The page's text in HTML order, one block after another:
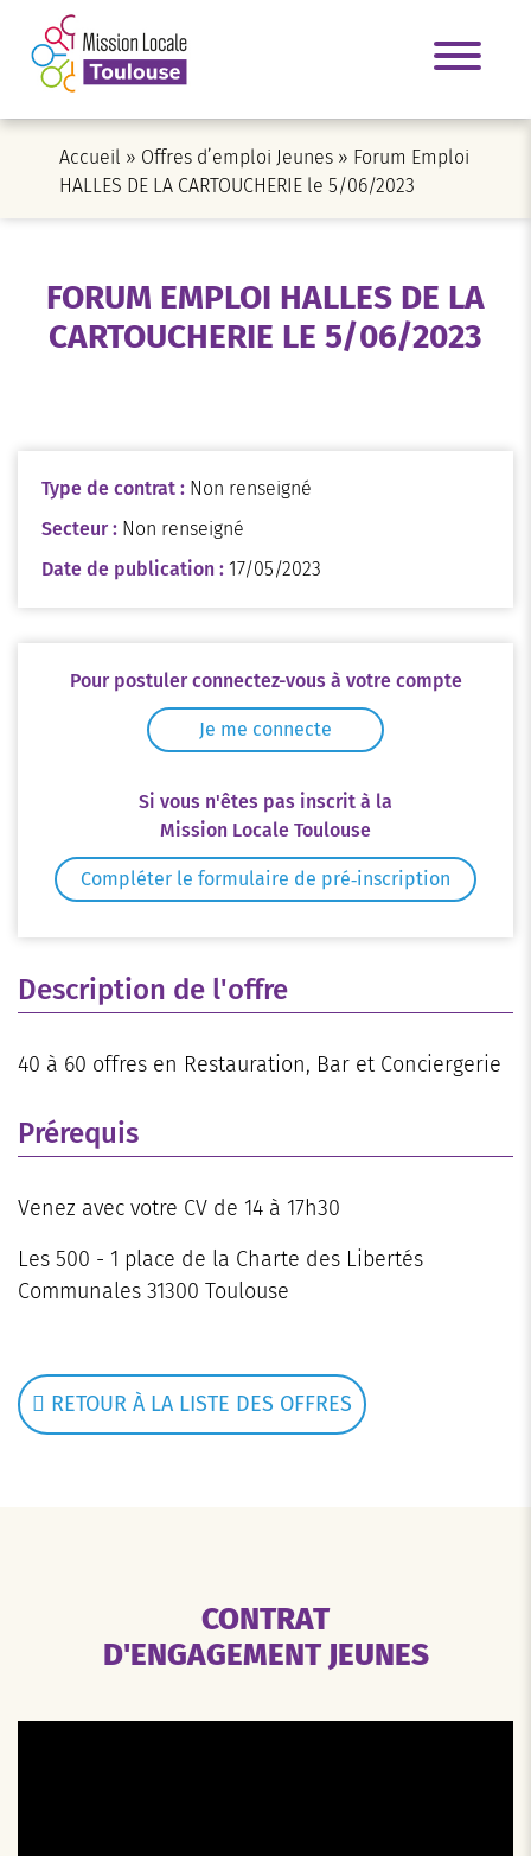
Accueil » Offres d’emploi Jeunes » Forum Emploi
HALLES DE LA CARTOUCHERIE le 5/06/2023
FORUM EMPLOI HALLES DE LA
CARTOUCHERIE LE 5/06/2023
Description de l'offre
40 à 60 offres en Restauration, Bar et Conciergerie
Prérequis
Venez avec votre CV de 14 à 17h30
Les 500 - 1 place de la Charte des Libertés
Communales 31300 Toulouse
RETOUR À LA LISTE DES OFFRES
Type de contrat : Non renseigné
Secteur : Non renseigné
Date de publication : 17/05/2023
Pour postuler connectez-vous à votre compte
Je me connecte
Si vous n'êtes pas inscrit à la
Mission Locale Toulouse
Compléter le formulaire de pré‑inscription
CONTRAT
D'ENGAGEMENT JEUNES